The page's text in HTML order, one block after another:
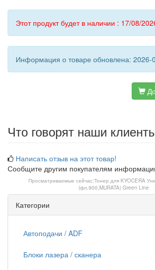
Этот продукт будет в наличии : 17/08/
Информация о товаре обновлена: 2026-
Что говорят наши
Написать отзыв на этот товар!
Сообщите другим покупателям
Просматриваемые сейчас:Тонер для KYOCERA
(фл,900,MURATA) Green Line
Категории
Автоподачи / ADF
Блоки лазера / сканера